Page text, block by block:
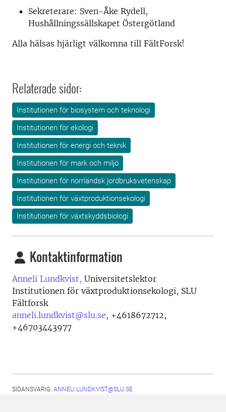
Sekreterare: Sven-Åke Rydell,
Hushållningssällskapet Östergötland
Alla hälsas hjärligt välkomna till FältForsk!
Relaterade sidor:
Institutionen för biosystem och teknologi
Institutionen för ekologi
Institutionen för energi och teknik
Institutionen för mark och miljö
Institutionen för norrländsk jordbruksvetenskap
Institutionen för växtproduktionsekologi
Institutionen för växtskyddsbiologi
Kontaktinformation
Anneli Lundkvist, Universitetslektor
Institutionen för växtproduktionsekologi, SLU
Fältforsk
anneli.lundkvist@slu.se, +4618672712,
+46703443977
SIDANSVARIG: ANNELI.LUNDKVIST@SLU.SE